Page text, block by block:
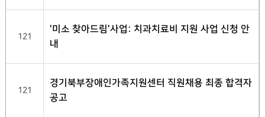
121
'미소 찾아드림'사업: 치과치료비 지원 사업 신청 안
내
121
경기북부장애인가족지원센터 직원채용 최종 합격자
공고